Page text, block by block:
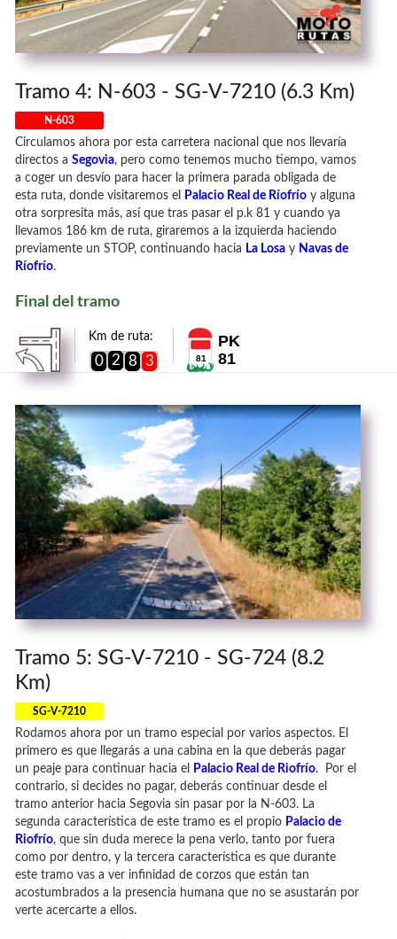
Tramo 4: N-603 - SG-V-7210 (6.3 Km)
N-603
Circulamos ahora por esta carretera nacional que nos llevaría
directos a Segovia, pero como tenemos mucho tiempo, vamos
a coger un desvío para hacer la primera parada obligada de
esta ruta, donde visitaremos el
Palacio Real de Ríofrío y alguna
otra sorpresita más, así que tras pasar el p.k 81 y cuando ya
llevamos 186 km de ruta, giraremos a la izquierda haciendo
previamente un STOP, continuando hacia La Losa y Navas de
Ríofrío.
Final del tramo
Km de ruta:
0 2 8 3 81
PK
81
Tramo 5: SG-V-7210 - SG-724 (8.2
Km)
SG-V-7210
Rodamos ahora por un tramo especial por varios aspectos. El
primero es que llegarás a una cabina en la que deberás pagar
un peaje para continuar hacia el
Palacio Real de Riofrío. Por el
contrario, si decides no pagar, deberás continuar desde el
tramo anterior hacia Segovia sin pasar por la N-603. La
segunda característica de este tramo es el propio Palacio de
Riofrío, que sin duda merece la pena verlo, tanto por fuera
como por dentro, y la tercera característica es que durante
este tramo vas a ver infinidad de corzos que están tan
acostumbrados a la presencia humana que no se asustarán por
verte acercarte a ellos.